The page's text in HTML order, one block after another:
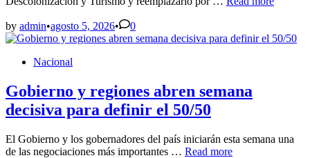
y
turismo
y
by admin•agosto 5, 2026• 0
PostedNacional
Gobierno y regiones abren semana
decisiva para definir el 50/50
El Gobierno y los gobernadores del país iniciarán esta semana una
de las negociaciones más importantes … Gobierno
Read more